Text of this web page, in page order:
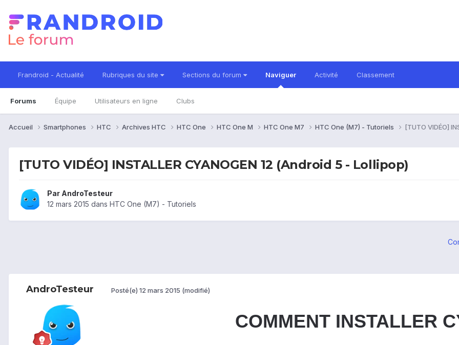
Frandroid - Actualité Rubriques du site Sections du forum Naviguer
Forums Équipe Utilisateurs en ligne Clubs
Activité Classement
Accueil Smartphones HTC Archives HTC HTC One HTC One M HTC One M7 HTC One (M7) - Tutoriels [TUTO VIDÉO]
[TUTO VIDÉO] INSTALLER CYANOGEN 12 (Android 5 - Lollipop)
Par AndroTesteur
12 mars 2015 dans HTC One (M7) - Tutoriels
AndroTesteur Posté(e) 12 mars 2015 (modifié)
COMMENT INSTALLER